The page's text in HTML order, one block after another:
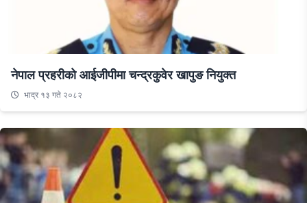
नेपाल प्रहरीको आईजीपीमा चन्द्रकुवेर खापुङ नियुक्त
भाद्र १३ गते २०८२